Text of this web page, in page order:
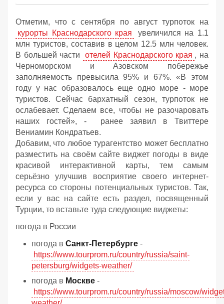
Отметим, что с сентября по август турпоток на
курорты Краснодарского края
увеличился на 1.1
млн туристов, составив в целом 12.5 млн человек.
В большей части
отелей Краснодарского края , на
Черноморском и Азовском побережье
заполняемость превысила 95% и 67%. «В этом
году у нас образовалось еще одно море - море
туристов. Сейчас бархатный сезон, турпоток не
ослабевает. Сделаем все, чтобы не разочаровать
наших гостей», - ранее заявил в Твиттере
Вениамин Кондратьев.
Добавим, что любое турагентство может бесплатно
разместить на своём сайте виджет погоды в виде
красивой интерактивной карты, тем самым
серьёзно улучшив восприятие своего интернет-
ресурса со стороны потенциальных туристов. Так,
если у вас на сайте есть раздел, посвященный
Турции, то вставьте туда следующие виджеты:
погода в России
погода в Санкт-Петербурге -
https://www.tourprom.ru/country/russia/saint-
petersburg/widgets-weather/
погода в Москве -
https://www.tourprom.ru/country/russia/moscow/